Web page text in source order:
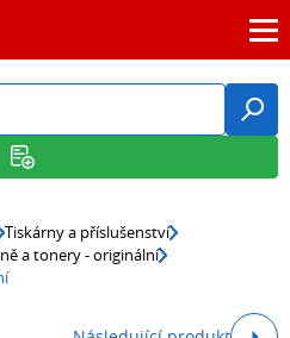
Tiskárny a příslušenství
a tonery - originální